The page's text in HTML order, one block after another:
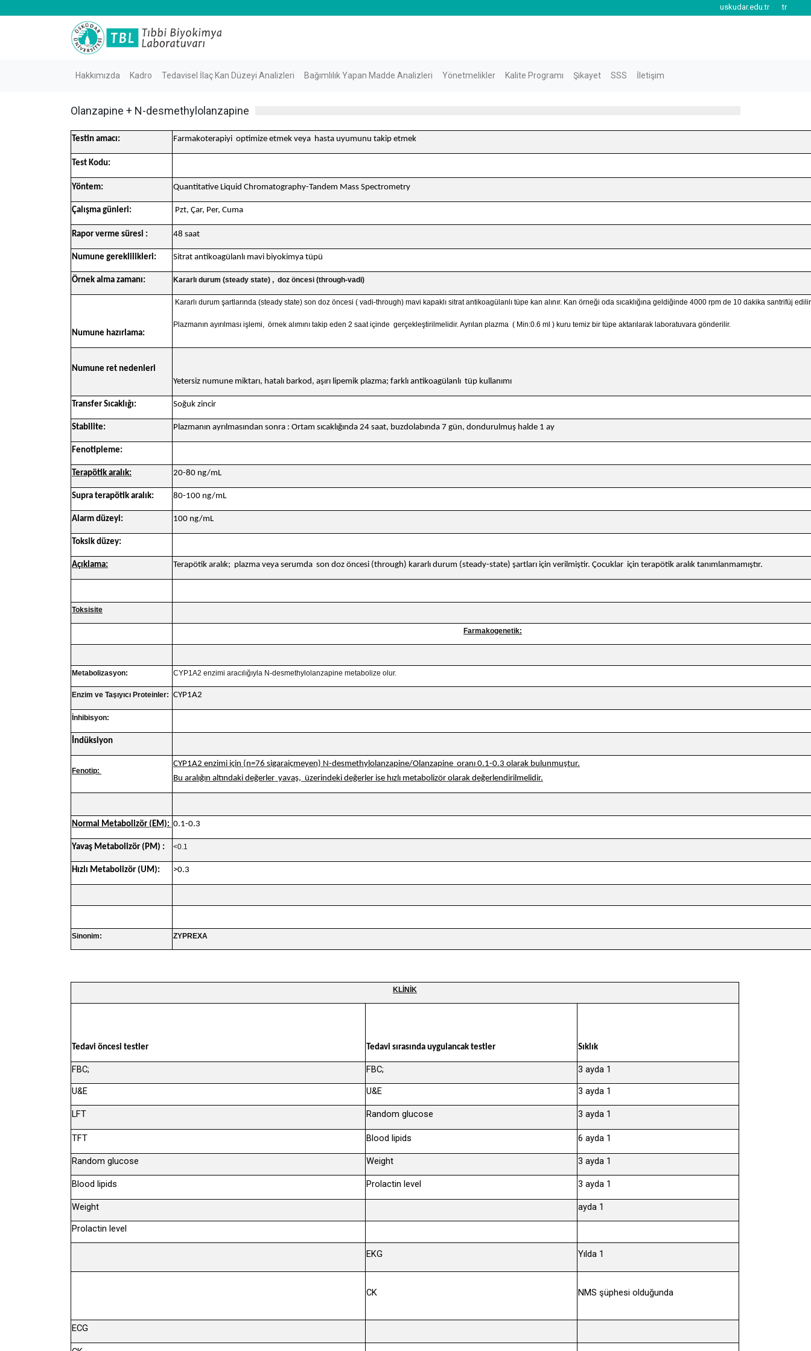
uskudar.edu.tr tr
Hakkımızda Kadro Tedavisel İlaç Kan Düzeyi Analizleri Bağımlılık Yapan Madde Analizleri Yönetmelikler Kalite Programı Şikayet SSS İletişim
Olanzapine + N-desmethylolanzapine
Testin amacı: Farmakoterapiyi optimize etmek veya hasta uyumunu takip etmek
Test Kodu:
Yöntem: Quantitative Liquid Chromatography-Tandem Mass Spectrometry
Çalışma günleri: Pzt, Çar, Per, Cuma
Rapor verme süresi : 48 saat
Numune gereklilikleri: Sitrat antikoagülanlı mavi biyokimya tüpü
Örnek alma zamanı: Kararlı durum (steady state) , doz öncesi (through-vadi)
Numune hazırlama:
Kararlı durum şartlarında (steady state) son doz öncesi ( vadi-through) mavi kapaklı sitrat antikoagülanlı tüpe kan alınır. Kan örneği oda sıcaklığına geldiğinde 4000 rpm de 10 dakika santrifüj
Plazmanın ayırılması işlemi, örnek alımını takip eden 2 saat içinde gerçekleştirilmelidir. Ayrılan plazma ( Min:0.6 ml ) kuru temiz bir tüpe aktarılarak laboratuvara gönderilir.
Numune ret nedenleri
Yetersiz numune miktarı, hatalı barkod, aşırı lipemik plazma; farklı antikoagülanlı tüp kullanımı
Transfer Sıcaklığı: Soğuk zincir
Stabilite: Plazmanın ayrılmasından sonra : Ortam sıcaklığında 24 saat, buzdolabında 7 gün, dondurulmuş halde 1 ay
Fenotipleme:
Terapötik aralık: 20-80 ng/mL
Supra terapötik aralık: 80-100 ng/mL
Alarm düzeyi: 100 ng/mL
Toksik düzey:
Açıklama: Terapötik aralık; plazma veya serumda son doz öncesi (through) kararlı durum (steady-state) şartları için verilmiştir. Çocuklar için terapötik aralık tanımlanmamıştır.
Toksisite
Farmakogenetik:
Metabolizasyon: CYP1A2 enzimi aracılığıyla N-desmethylolanzapine metabolize olur.
Enzim ve Taşıyıcı Proteinler: CYP1A2
İnhibisyon:
İndüksiyon
Fenotip:
CYP1A2 enzimi için (n=76 sigaraiçmeyen) N-desmethylolanzapine/Olanzapine oranı 0.1-0.3 olarak bulunmuştur.
Bu aralığın altındaki değerler yavaş, üzerindeki değerler ise hızlı metabolizör olarak değerlendirilmelidir.
Normal Metabolizör (EM): 0.1-0.3
Yavaş Metabolizör (PM) : <0.1
Hızlı Metabolizör (UM): >0.3
Sinonim: ZYPREXA
KLİNİK
Tedavi öncesi testler Tedavi sırasında uygulancak testler Sıklık
FBC; FBC;
3 ayda 1
U&E
U&E 3 ayda 1
LFT Random glucose 3 ayda 1
TFT Blood lipids 6 ayda 1
Random glucose Weight 3 ayda 1
Blood lipids Prolactin level 3 ayda 1
Weight
ayda 1
Prolactin level
EKG Yılda 1
CK NMS şüphesi olduğunda
ECG